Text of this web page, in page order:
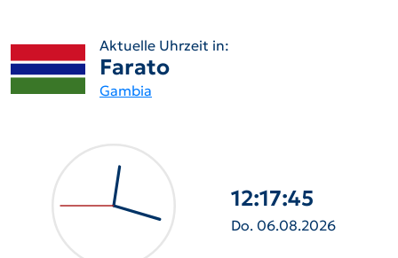
Aktuelle Uhrzeit in:
Farato
Gambia
12:17:46
Do. 06.08.2026